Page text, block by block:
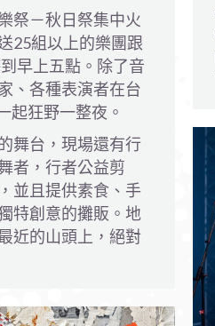
祭－秋日祭集中火
25組以上的樂團跟
早上五點。除了音
、各種表演者在台
起狂野一整夜。
舞台，現場還有行
者，行者公益剪
並且提供素食、手
特創意的攤販。地
近的山頭上，絕對